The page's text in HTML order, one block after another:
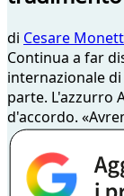
di Cesare
Continua a far
internazionale
parte. L'azzurro
d'accordo.